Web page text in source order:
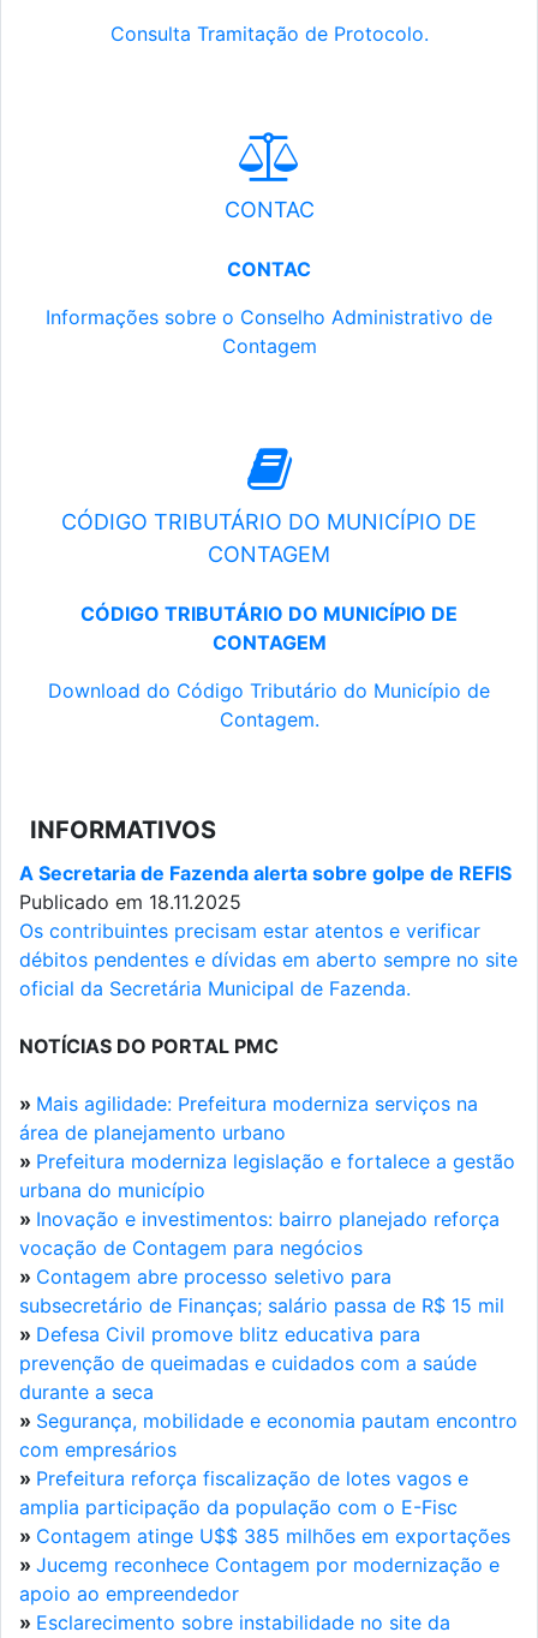
Consulta Tramitação de Protocolo.
CONTAC
CONTAC
Informações sobre o Conselho Administrativo de
Contagem
CÓDIGO TRIBUTÁRIO DO MUNICÍPIO DE
CONTAGEM
CÓDIGO TRIBUTÁRIO DO MUNICÍPIO DE
CONTAGEM
Download do Código Tributário do Município de
Contagem.
INFORMATIVOS
A Secretaria de Fazenda alerta sobre golpe de REFIS
Publicado em 18.11.2025
Os contribuintes precisam estar atentos e verificar
débitos pendentes e dívidas em aberto sempre no site
oficial da Secretária Municipal de Fazenda.
NOTÍCIAS DO PORTAL PMC
» Mais agilidade: Prefeitura moderniza serviços na
área de planejamento urbano
» Prefeitura moderniza legislação e fortalece a gestão
urbana do município
» Inovação e investimentos: bairro planejado reforça
vocação de Contagem para negócios
» Contagem abre processo seletivo para
subsecretário de Finanças; salário passa de R$ 15 mil
» Defesa Civil promove blitz educativa para
prevenção de queimadas e cuidados com a saúde
durante a seca
» Segurança, mobilidade e economia pautam encontro
com empresários
» Prefeitura reforça fiscalização de lotes vagos e
amplia participação da população com o E-Fisc
» Contagem atinge U$$ 385 milhões em exportações
» Jucemg reconhece Contagem por modernização e
apoio ao empreendedor
» Esclarecimento sobre instabilidade no site da